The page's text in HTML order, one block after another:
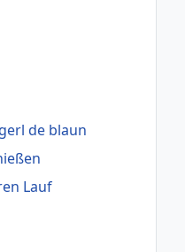
de blaun
Lauf